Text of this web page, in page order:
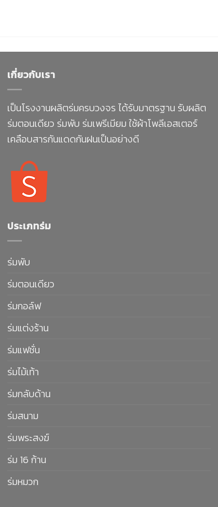
เกี่ยวกับเรา
เป็นโรงงานผลิตร่มครบวงจร ได้รับมาตรฐาน รับผลิต
ร่มตอนเดียว ร่มพับ ร่มเพรีเมียม ใช้ผ้าโพลีเอสเตอร์
เคลือบสารกันแดดกันฝนเป็นอย่างดี
ประเภทร่ม
ร่มพับ
ร่มตอนเดียว
ร่มกอล์ฟ
ร่มแต่งร้าน
ร่มแฟชั่น
ร่มไม้เท้า
ร่มกลับด้าน
ร่มสนาม
ร่มพระสงฆ์
ร่ม 16 ก้าน
ร่มหมวก